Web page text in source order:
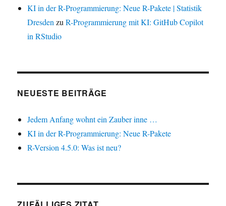
KI in der R-Programmierung: Neue R-Pakete | Statistik
DresdenzuR-Programmierung mit KI: GitHub Copilot
in RStudio
NEUESTE BEITRÄGE
Jedem Anfang wohnt ein Zauber inne …
KI in der R-Programmierung: Neue R-Pakete
R-Version 4.5.0: Was ist neu?